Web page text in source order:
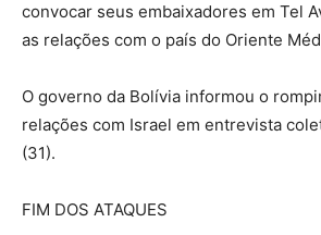
convocar seus embaixadores em Tel
as relações com o país do Oriente
O governo da Bolívia informou o
relações com Israel em entrevista
(31).
FIM DOS ATAQUES